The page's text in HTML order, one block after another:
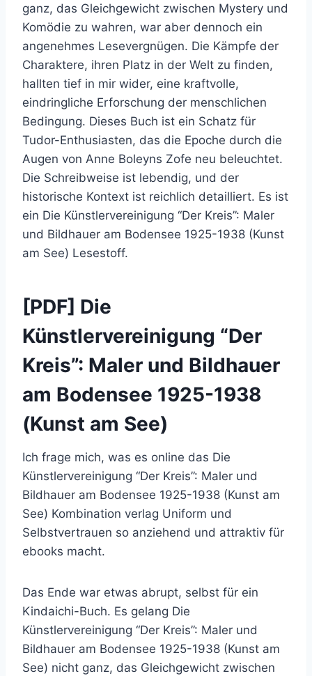
ganz, das Gleichgewicht zwischen Mystery und
Komödie zu wahren, war aber dennoch ein
angenehmes Lesevergnügen. Die Kämpfe der
Charaktere, ihren Platz in der Welt zu finden,
hallten tief in mir wider, eine kraftvolle,
eindringliche Erforschung der menschlichen
Bedingung. Dieses Buch ist ein Schatz für
Tudor-Enthusiasten, das die Epoche durch die
Augen von Anne Boleyns Zofe neu beleuchtet.
Die Schreibweise ist lebendig, und der
historische Kontext ist reichlich detailliert. Es ist
ein Die Künstlervereinigung “Der Kreis”: Maler
und Bildhauer am Bodensee 1925-1938 (Kunst
am See) Lesestoff.
[PDF] Die
Künstlervereinigung “Der
Kreis”: Maler und Bildhauer
am Bodensee 1925-1938
(Kunst am See)
Ich frage mich, was es online das Die
Künstlervereinigung “Der Kreis”: Maler und
Bildhauer am Bodensee 1925-1938 (Kunst am
See) Kombination verlag Uniform und
Selbstvertrauen so anziehend und attraktiv für
ebooks macht.
Das Ende war etwas abrupt, selbst für ein
Kindaichi-Buch. Es gelang Die
Künstlervereinigung “Der Kreis”: Maler und
Bildhauer am Bodensee 1925-1938 (Kunst am
See) nicht ganz, das Gleichgewicht zwischen